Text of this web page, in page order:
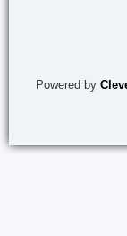
Powered by